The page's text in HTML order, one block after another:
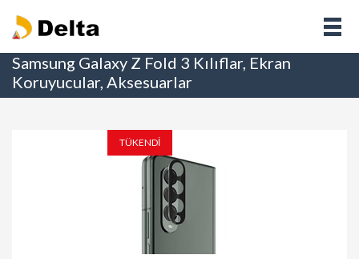
Samsung Galaxy Z Fold 3 Kılıflar, Ekran
Koruyucular, Aksesuarlar
TÜKENDİ